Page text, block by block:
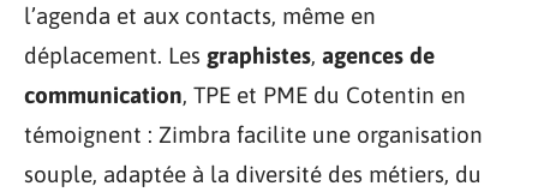
l’agenda et aux contacts, même en
déplacement. Les graphistes, agences de
communication, TPE et PME du Cotentin en
témoignent : Zimbra facilite une organisation
souple, adaptée à la diversité des métiers, du